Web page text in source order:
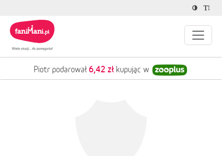
Piotr podarował 6,42 zł kupując w